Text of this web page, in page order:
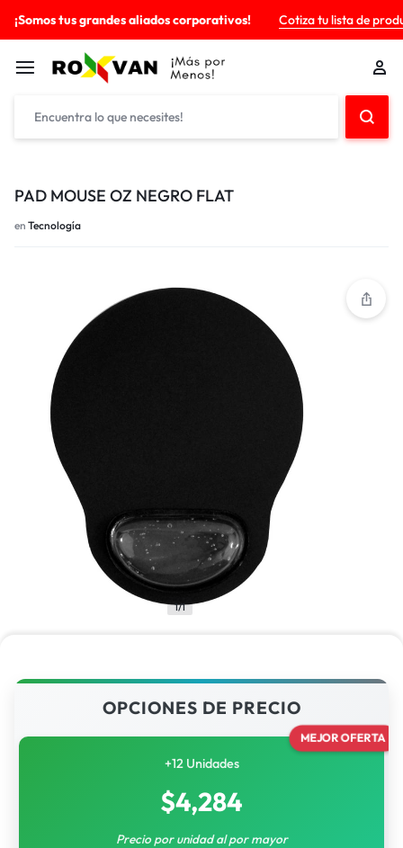
¡Somos tus grandes aliados corporativos! Cotiza tu lista de
PAD MOUSE OZ NEGRO FLAT
en Tecnología
1/1
OPCIONES DE PRECIO
MEJOR OFERTA
+12 Unidades
$4,284
Precio por unidad al por mayor